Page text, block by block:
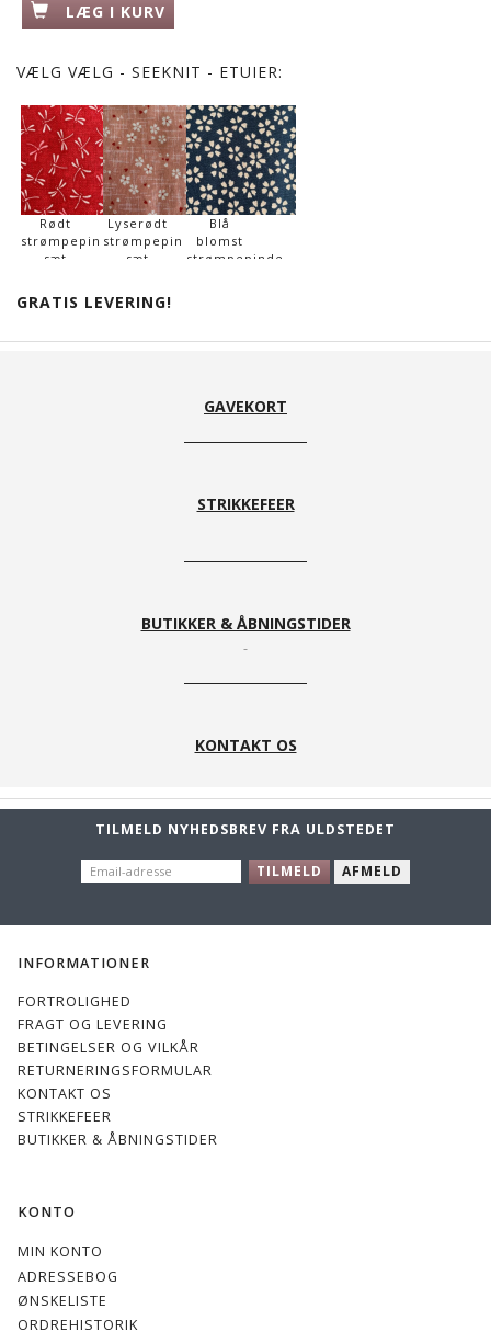
LÆG I KURV
VÆLG VÆLG - SEEKNIT - ETUIER:
Rødt
strømpepinde
sæt
Lyserødt
strømpepinde
sæt
Blå
blomst
strømpepinde
GRATIS LEVERING!
GAVEKORT
STRIKKEFEER
BUTIKKER & ÅBNINGSTIDER
KONTAKT OS
TILMELD NYHEDSBREV FRA ULDSTEDET
EMAIL-
ADRESSE
TILMELD AFMELD
INFORMATIONER
FORTROLIGHED
FRAGT OG LEVERING
BETINGELSER OG VILKÅR
RETURNERINGSFORMULAR
KONTAKT OS
STRIKKEFEER
BUTIKKER & ÅBNINGSTIDER
KONTO
MIN KONTO
ADRESSEBOG
ØNSKELISTE
ORDREHISTORIK